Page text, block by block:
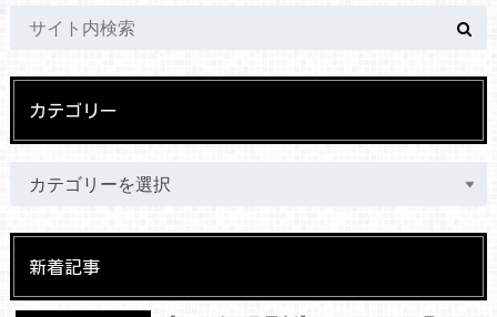
カテゴリー
新着記事